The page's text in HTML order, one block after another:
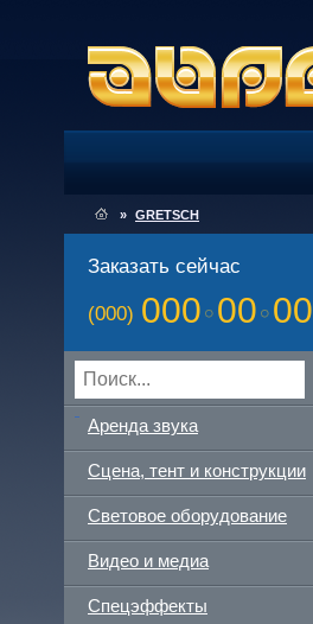
» GRETSCH
Заказать сейчас
(000) 000 00 00
Аренда звука
Сцена, тент и конструкции
Световое оборудование
Видео и медиа
Спецэффекты